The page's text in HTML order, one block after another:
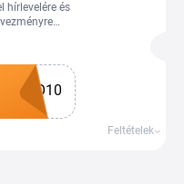
hírlevelére és
Vásároljon
a Tiplinoval.
O10
Feltételek